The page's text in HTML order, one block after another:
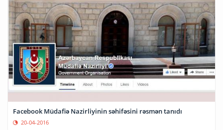
Facebook Müdafiə Nazirliyinin səhifəsini rəsmən tanıdı
20-04-2016